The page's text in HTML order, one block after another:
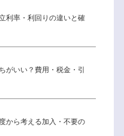
利率・利回りの違いと確
がいい？費用・税金・引
から考える加入・不要の